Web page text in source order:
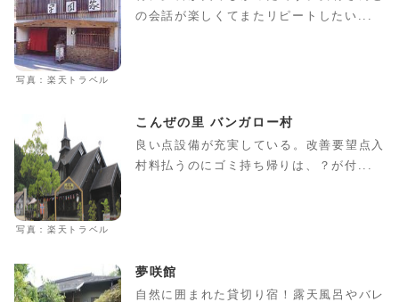
写真：楽天トラベル
の会話が楽しくてまたリピートしたい...
写真：楽天トラベル
こんぜの里 バンガロー村
良い点設備が充実している。改善要望点入
村料払うのにゴミ持ち帰りは、？が付...
夢咲館
自然に囲まれた貸切り宿！露天風呂やバレ